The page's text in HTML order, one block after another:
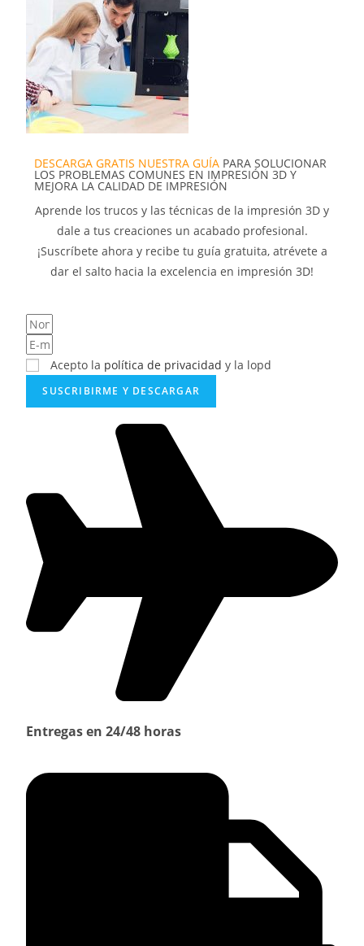
DESCARGA GRATIS NUESTRA GUÍA PARA SOLUCIONAR
LOS PROBLEMAS COMUNES EN IMPRESIÓN 3D Y
MEJORA LA CALIDAD DE IMPRESIÓN
Aprende los trucos y las técnicas de la impresión 3D y
dale a tus creaciones un acabado profesional.
¡Suscríbete ahora y recibe tu guía gratuita, atrévete a
dar el salto hacia la excelencia en impresión 3D!
Acepto la política de privacidad y la lopd
SUSCRIBIRME Y DESCARGAR
Entregas en 24/48 horas